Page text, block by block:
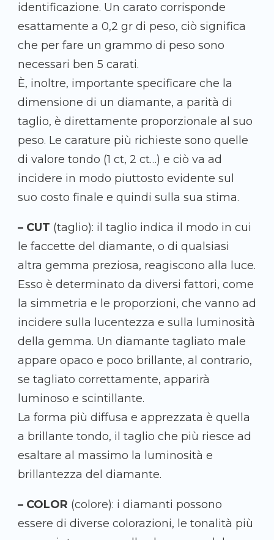
identificazione. Un carato corrisponde
esattamente a 0,2 gr di peso, ciò significa
che per fare un grammo di peso sono
necessari ben 5 carati.
È, inoltre, importante specificare che la
dimensione di un diamante, a parità di
taglio, è direttamente proporzionale al suo
peso. Le carature più richieste sono quelle
di valore tondo (1 ct, 2 ct…) e ciò va ad
incidere in modo piuttosto evidente sul
suo costo finale e quindi sulla sua stima.
– CUT (taglio): il taglio indica il modo in cui
le faccette del diamante, o di qualsiasi
altra gemma preziosa, reagiscono alla luce.
Esso è determinato da diversi fattori, come
la simmetria e le proporzioni, che vanno ad
incidere sulla lucentezza e sulla luminosità
della gemma. Un diamante tagliato male
appare opaco e poco brillante, al contrario,
se tagliato correttamente, apparirà
luminoso e scintillante.
La forma più diffusa e apprezzata è quella
a brillante tondo, il taglio che più riesce ad
esaltare al massimo la luminosità e
brillantezza del diamante.
– COLOR (colore): i diamanti possono
essere di diverse colorazioni, le tonalità più